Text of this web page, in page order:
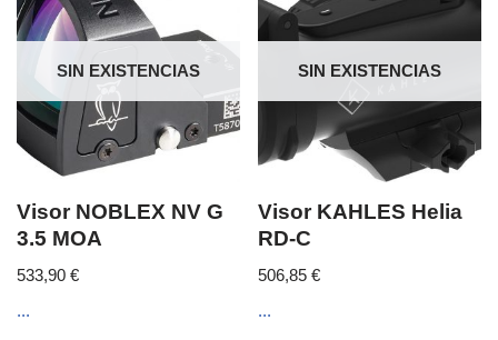
SIN EXISTENCIAS
Visor NOBLEX NV G
3.5 MOA
533,90 €
...
SIN EXISTENCIAS
Visor KAHLES Helia
RD-C
506,85€
...